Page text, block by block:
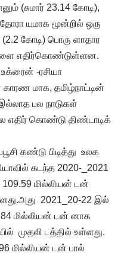
(சுமார் 23.14 கோடி),
யமாக மூன்றில் ஒரு
கோடி) பொரு ளாதார
எதிர்கொண்டுள்ளன.
-ரசியா
மாக, தமிழ்நாட்டின்
பல நாடுகள்
எதிர் கொண்டு திண்டாடிக்
கண்டு பிடித்து உலக
கடந்த 2020-_2021
மில்லியன் டன்
2021_20-22 இல்
மில்லியன் டன் னாக
முதலி டத்தில் உள்ளது.
மில்லியன் டன் பால்